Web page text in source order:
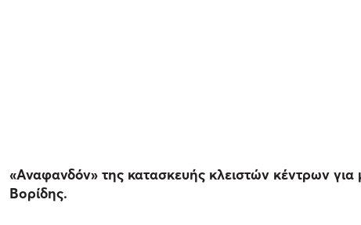
«Αναφανδόν» της κατασκευής κλειστών κέντρων
Βορίδης.